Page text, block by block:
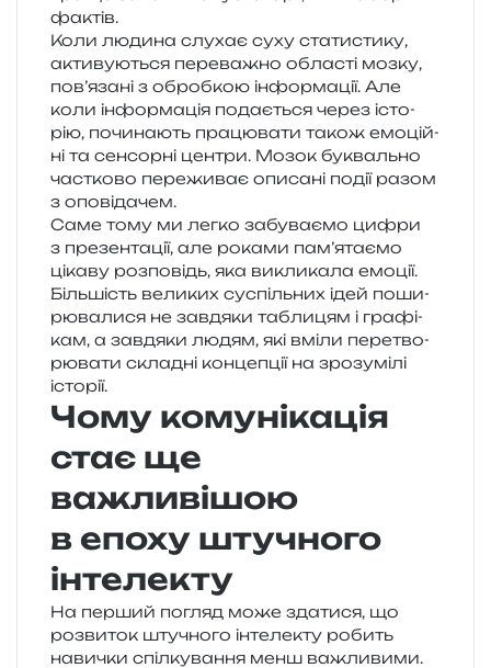
фактів.
Коли люди­на слу­хає суху ста­ти­сти­ку,
акти­ву­ю­ться пере­ва­жно обла­сті мозку,
пов’язані з оброб­кою інфор­ма­ції. Але
коли інфор­ма­ція пода­є­ться через істо­
рію, почи­на­ють пра­цю­ва­ти також емо­цій­
ні та сен­сор­ні цен­три. Мозок букваль­но
час­тко­во пере­жи­ває опи­са­ні події разом
з оповідачем.
Саме тому ми легко забу­ва­є­мо цифри
з пре­зен­та­ції, але рока­ми пам’ятаємо
ціка­ву роз­по­відь, яка викли­ка­ла емо­ції.
Більшість вели­ких суспіль­них ідей поши­
рю­ва­ли­ся не зав­дя­ки табли­цям і гра­фі­
кам, а зав­дя­ки людям, які вміли пере­тво­
рю­ва­ти скла­дні кон­це­пції на зро­зумі­лі
історії.
Чому комунікація
стає ще
важливішою
в епоху штучного
інтелекту
На пер­ший погляд може зда­ти­ся, що
роз­ви­ток шту­чно­го інте­ле­кту робить
нави­чки спіл­ку­ва­н­ня менш важли­ви­ми.